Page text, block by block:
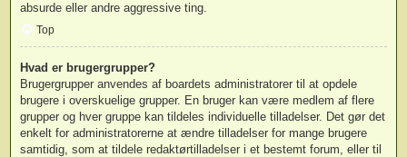
absurde eller andre aggressive ting.
Top
Hvad er brugergrupper?
Brugergrupper anvendes af boardets administratorer til at opdele
brugere i overskuelige grupper. En bruger kan være medlem af flere
grupper og hver gruppe kan tildeles individuelle tilladelser. Det gør det
enkelt for administratorerne at ændre tilladelser for mange brugere
samtidig, som at tildele redaktørtilladelser i et bestemt forum, eller til